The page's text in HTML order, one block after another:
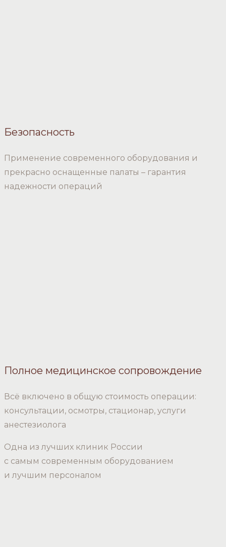
Безопасность
Применение современного оборудования и
прекрасно оснащенные палаты – гарантия
надежности операций
Полное медицинское сопровождение
Всё включено в общую стоимость операции:
консультации, осмотры, стационар, услуги
анестезиолога
Одна из лучших клиник России
с самым современным оборудованием
и лучшим персоналом